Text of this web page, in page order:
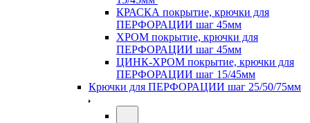
КРАСКА покрытие, крючки для
ПЕРФОРАЦИИ шаг 45мм
ХРОМ покрытие, крючки для
ПЕРФОРАЦИИ шаг 45мм
ЦИНК-ХРОМ покрытие, крючки для
ПЕРФОРАЦИИ шаг 15/45мм
Крючки для ПЕРФОРАЦИИ шаг 25/50/75мм